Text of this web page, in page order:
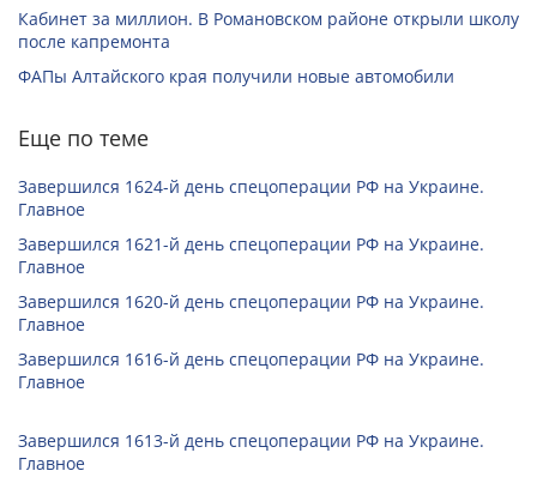
Кабинет за миллион. В Романовском районе открыли школу
после капремонта
ФАПы Алтайского края получили новые автомобили
Еще по теме
Завершился 1624-й день спецоперации РФ на Украине.
Главное
Завершился 1621-й день спецоперации РФ на Украине.
Главное
Завершился 1620-й день спецоперации РФ на Украине.
Главное
Завершился 1616-й день спецоперации РФ на Украине.
Главное
Завершился 1613-й день спецоперации РФ на Украине.
Главное